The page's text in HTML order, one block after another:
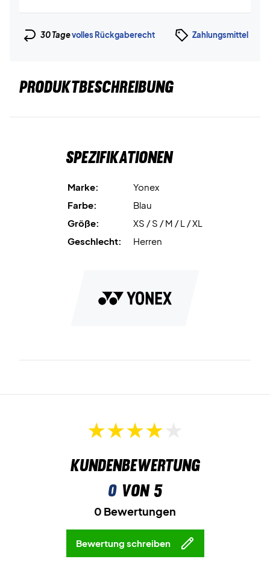
30 Tagevolles Rückgaberecht Zahlungsmittel
PRODUKTBESCHREIBUNG
Spezifikationen
Marke:
Yonex
Farbe:
Blau
Größe:
XS / S / M / L / XL
Geschlecht:
Herren
Kundenbewertung
0von 5
0 Bewertungen
Bewertung schreiben